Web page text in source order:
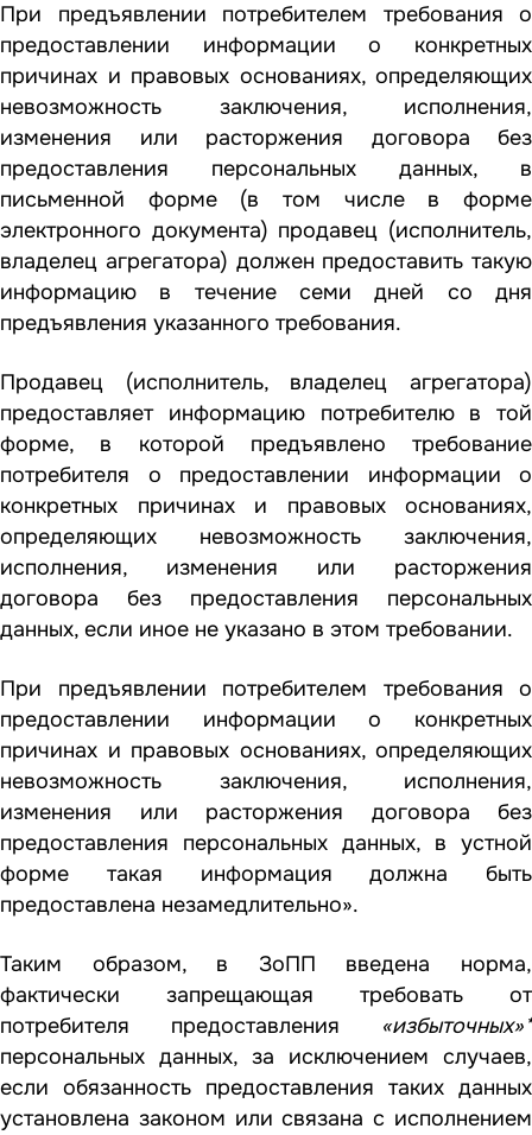
При предъявлении потребителем требования о
предоставлении информации о конкретных
причинах и правовых основаниях, определяющих
невозможность заключения, исполнения,
изменения или расторжения договора без
предоставления персональных данных, в
письменной форме (в том числе в форме
электронного документа) продавец (исполнитель,
владелец агрегатора) должен предоставить такую
информацию в течение семи дней со дня
предъявления указанного требования.
Продавец (исполнитель, владелец агрегатора)
предоставляет информацию потребителю в той
форме, в которой предъявлено требование
потребителя о предоставлении информации о
конкретных причинах и правовых основаниях,
определяющих невозможность заключения,
исполнения, изменения или расторжения
договора без предоставления персональных
данных, если иное не указано в этом требовании.
При предъявлении потребителем требования о
предоставлении информации о конкретных
причинах и правовых основаниях, определяющих
невозможность заключения, исполнения,
изменения или расторжения договора без
предоставления персональных данных, в устной
форме такая информация должна быть
предоставлена незамедлительно».
Таким образом, в ЗоПП введена норма,
фактически запрещающая требовать от
потребителя предоставления «избыточных»*
персональных данных, за исключением случаев,
если обязанность предоставления таких данных
установлена законом или связана с исполнением